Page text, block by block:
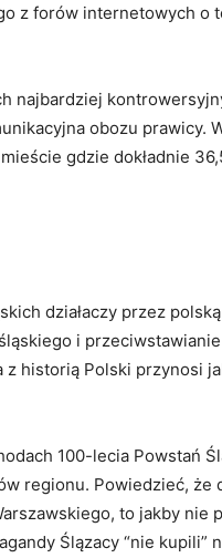
z forów internetowych o
najbardziej
obozu prawicy.
gdzie dokładnie
działaczy przez
i
z historią Polski przynosi
100-lecia Powstań
regionu. Powiedzieć, że
to jakby nie
Ślązacy “nie kupili”